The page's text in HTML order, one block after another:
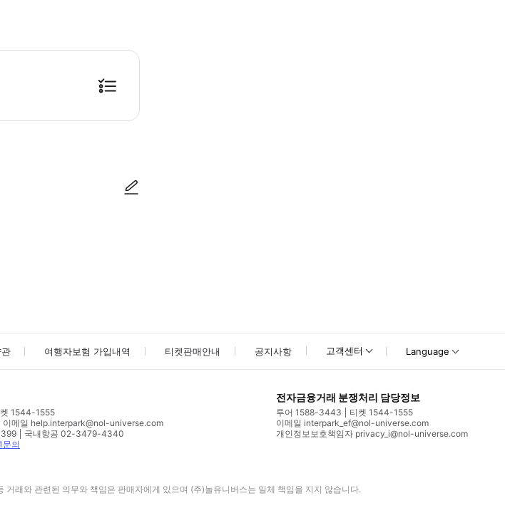
연결이 필요합니다 * 이 액티비티는 전적으로 외부에서 진행됩니다. * 활동의 평균 소요 시간은 1.5-2시간이지만, 시
여행자보험 가입내역 티켓판매안내 공지사항 고객센터 Language
1544-1555
이메일 help.interpark@nol-universe.com
국내항공 02-3479-4340
문의
전자금융거래 분쟁처리 담당정보
투어 1588-3443
티켓 1544-1555
이메일 interpark_ef@nol-universe.com
개인정보보호책임자 privacy_i@nol-universe.com
거래와 관련된 의무와 책임은 판매자에게 있으며 (주)놀유니버스는 일체 책임을 지지 않습니다.